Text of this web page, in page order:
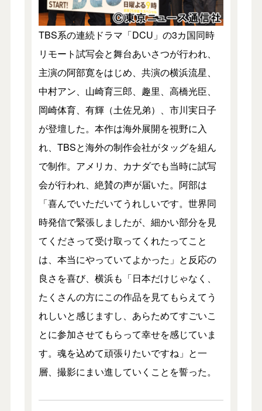
TBS系の連続ドラマ「DCU」の3カ国同時
リモート試写会と舞台あいさつが行われ、
主演の阿部寛をはじめ、共演の横浜流星、
中村アン、山崎育三郎、趣里、高橋光臣、
岡崎体育、有輝（土佐兄弟）、市川実日子
が登壇した。本作は海外展開を視野に入
れ、TBSと海外の制作会社がタッグを組ん
で制作。アメリカ、カナダでも当時に試写
会が行われ、絶賛の声が届いた。阿部は
「喜んでいただいてうれしいです。世界同
時発信で緊張しましたが、細かい部分を見
てくださって受け取ってくれたってこと
は、本当にやっていてよかった」と反応の
良さを喜び、横浜も「日本だけじゃなく、
たくさんの方にこの作品を見てもらえてう
れしいと感じますし、あらためてすごいこ
とに参加させてもらって幸せを感じていま
す。魂を込めて頑張りたいですね」と一
層、撮影にまい進していくことを誓った。